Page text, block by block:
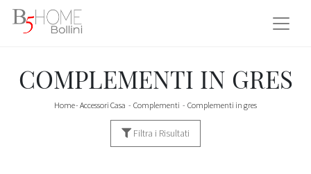
COMPLEMENTI IN GRES
Home- Accessori Casa - Complementi - Complementi in gres
Filtra i Risultati